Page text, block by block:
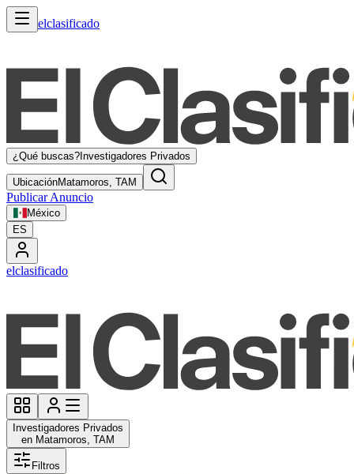
elclasificado
¿Qué buscas? Investigadores Privados
UbicaciónMatamoros, TAM
Publicar Anuncio
México
ES
elclasificado
Investigadores Privados
en Matamoros, TAM
Filtros